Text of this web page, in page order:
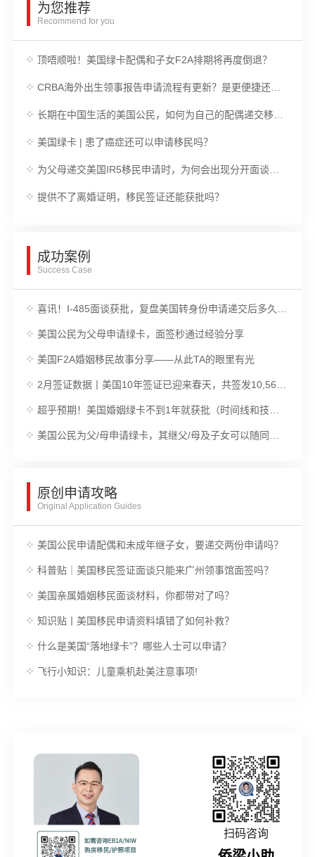
为您推荐
Recommend for you
顶唔顺啦！美国绿卡配偶和子女F2A排期将再度倒退？
CRBA海外出生领事报告申请流程有更新？是更便捷还是更麻烦？
长期在中国生活的美国公民，如何为自己的配偶递交移民申请？
美国绿卡 | 患了癌症还可以申请移民吗？
为父母递交美国IR5移民申请时，为何会出现分开面谈的情况？
提供不了离婚证明，移民签证还能获批吗？
成功案例
Success Case
喜讯！I-485面谈获批，复盘美国转身份申请递交后多久可以拿绿卡?
美国公民为父母申请绿卡，面签秒通过经验分享
美国F2A婚姻移民故事分享——从此TA的眼里有光
2月签证数据丨美国10年签证已迎来春天，共签发10,567张签证；而EB5投资移民签证共签发337张。
超乎预期！美国婚姻绿卡不到1年就获批（时间线和技巧分享）
美国公民为父/母申请绿卡，其继父/母及子女可以随同移民吗？
原创申请攻略
Original Application Guides
美国公民申请配偶和未成年继子女，要递交两份申请吗？
科普贴｜美国移民签证面谈只能来广州领事馆面签吗？
美国亲属婚姻移民面谈材料，你都带对了吗？
知识贴丨美国移民申请资料填错了如何补救？
什么是美国“落地绿卡”？哪些人士可以申请？
飞行小知识：儿童乘机赴美注意事项!
扫码咨询